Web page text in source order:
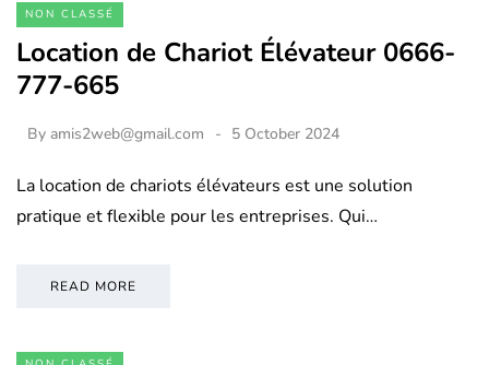
NON CLASSÉ
Location de Chariot Élévateur 0666-
777-665
By amis2web@gmail.com 5 October 2024
La location de chariots élévateurs est une solution
pratique et flexible pour les entreprises. Qui…
READ MORE